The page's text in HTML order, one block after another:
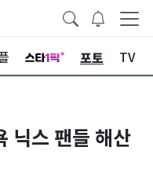
포토 TV
닉스 팬들 해산